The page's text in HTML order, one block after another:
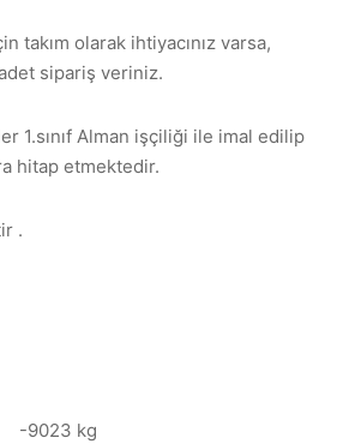
takım olarak ihtiyacınız varsa,
sipariş veriniz.
1.sınıf Alman işçiliği ile imal edilip
hitap etmektedir.
.
-9023 kg